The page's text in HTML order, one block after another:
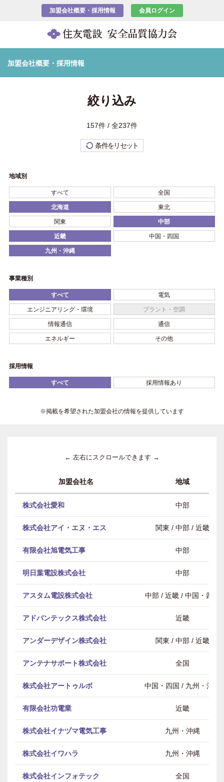
加盟会社概要・採用情報 会員ログイン
加盟会社概要・採用情報
絞り込み
157件 / 全237件
条件をリセット
地域別
すべて 全国
北海道 東北
関東 中部
近畿 中国・四国
九州・沖縄
事業種別
すべて 電気
エンジニアリング・環境 プラント・空調
情報通信 通信
エネルギー その他
採用情報
すべて 採用情報あり
※掲載を希望された加盟会社の情報を提供しています
← 左右にスクロールできます →
加盟会社名 地域
株式会社愛和 中部
株式会社アイ・エヌ・エス 関東 / 中部 / 近畿
有限会社旭電気工事 中部
明日葉電設株式会社 中部
アスタム電設株式会社 中部 / 近畿 / 中国・四国
アドバンテックス株式会社 近畿
アンダーデザイン株式会社 関東 / 中部 / 近畿
アンテナサポート株式会社 全国
株式会社アートゥルボ 中国・四国 / 九州・沖縄
有限会社功電業 近畿
株式会社イナヅマ電気工事 九州・沖縄
株式会社イワハラ 九州・沖縄
株式会社インフォテック 全国